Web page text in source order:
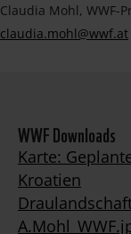
Claudia Mohl, WWF-
claudia.mohl@wwf.at
WWF Downloads
Karte:
Kroatien